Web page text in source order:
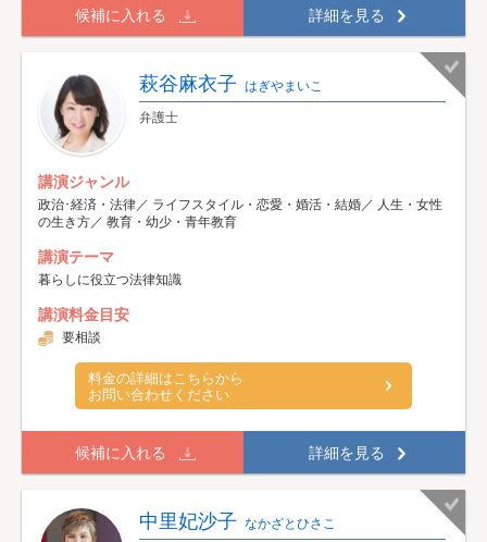
候補に入れる 詳細を見る
萩谷麻衣子 はぎやまいこ
弁護士
講演ジャンル
政治･経済・法律／ ライフスタイル・恋愛・婚活・結婚／ 人生・女性
の生き方／ 教育・幼少・青年教育
講演テーマ
暮らしに役立つ法律知識
講演料金目安
要相談
料金の詳細はこちらから
お問い合わせください
候補に入れる 詳細を見る
中里妃沙子 なかざとひさこ